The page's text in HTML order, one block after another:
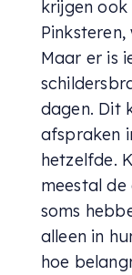
krijgen ook
Maar er is
dagen. Dit
afspraken
hetzelfde.
meestal
soms
alleen in
hoe